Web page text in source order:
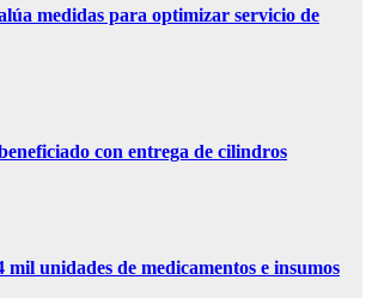
medidas para optimizar servicio de
con entrega de cilindros
mil unidades de medicamentos e insumos